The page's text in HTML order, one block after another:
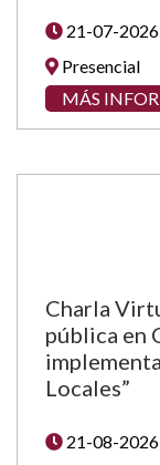
21-07-
Presencial
MÁS
Charla
pública en
Locales”
21-08-